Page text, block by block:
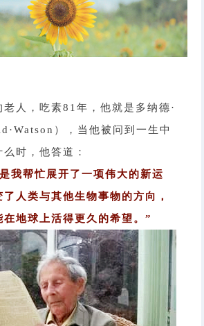
老人，吃素81年，他就是 多纳德·
），当他被问到一生中
时，他答道：
我帮忙展开了一项伟大的新运
人类与其他生物事物的方向，
在地球上活得更久的希望。”